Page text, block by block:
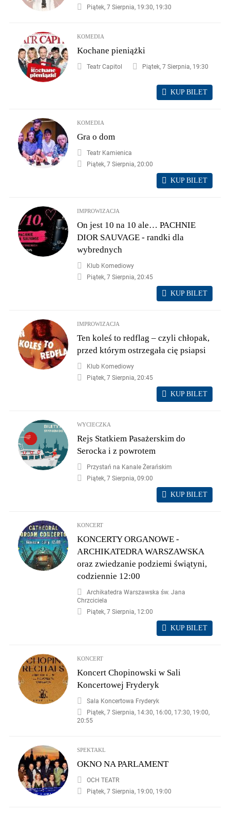
Piątek, 7 Sierpnia, 19:30, 19:30
KOMEDIA
Kochane pieniążki
Teatr Capitol Piątek, 7 Sierpnia, 19:30
KUP BILET
KOMEDIA
Gra o dom
Teatr Kamienica
Piątek, 7 Sierpnia, 20:00
KUP BILET
IMPROWIZACJA
On jest 10 na 10 ale… PACHNIE
DIOR SAUVAGE - randki dla
wybrednych
Klub Komediowy
Piątek, 7 Sierpnia, 20:45
KUP BILET
IMPROWIZACJA
Ten koleś to redflag – czyli chłopak,
przed którym ostrzegała cię psiapsi
Klub Komediowy
Piątek, 7 Sierpnia, 20:45
KUP BILET
WYCIECZKA
Rejs Statkiem Pasażerskim do
Serocka i z powrotem
Przystań na Kanale Żerańskim
Piątek, 7 Sierpnia, 09:00
KUP BILET
KONCERT
KONCERTY ORGANOWE -
ARCHIKATEDRA WARSZAWSKA
oraz zwiedzanie podziemi świątyni,
codziennie 12:00
Archikatedra Warszawska św. Jana
Chrzciciela
Piątek, 7 Sierpnia, 12:00
KUP BILET
KONCERT
Koncert Chopinowski w Sali
Koncertowej Fryderyk
Sala Koncertowa Fryderyk
Piątek, 7 Sierpnia, 14:30, 16:00, 17:30, 19:00,
20:55
SPEKTAKL
OKNO NA PARLAMENT
OCH TEATR
Piątek, 7 Sierpnia, 19:00, 19:00